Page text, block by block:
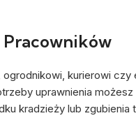
Pracowników
kurierowi czy
uprawnienia
kradzieży lub